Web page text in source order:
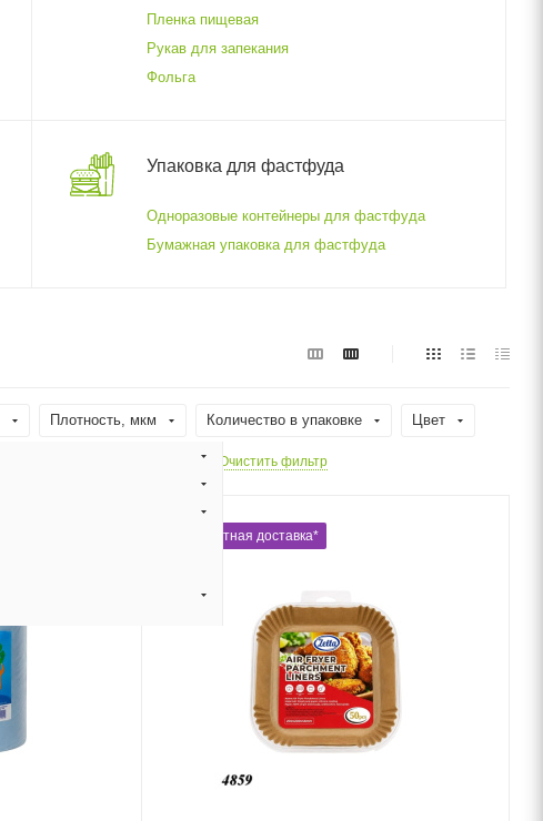
Пленка пищевая
Рукав для запекания
Фольга
Упаковка для фастфуда
Одноразовые контейнеры для фастфуда
Бумажная упаковка для фастфуда
Плотность, мкм Количество в упаковке Цвет
Очистить фильтр
Бесплатная доставка*